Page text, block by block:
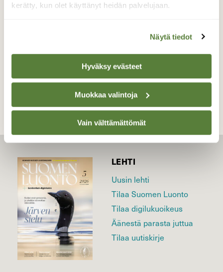
kerätty, kun olet käyttänyt heidän palvelujaan.
Näytä tiedot
Hyväksy evästeet
Muokkaa valintoja
Vain välttämättömät
TAKAISIN LISTAAN
LEHTI
Uusin lehti
Tilaa Suomen Luonto
Tilaa digilukuoikeus
Äänestä parasta juttua
Tilaa uutiskirje